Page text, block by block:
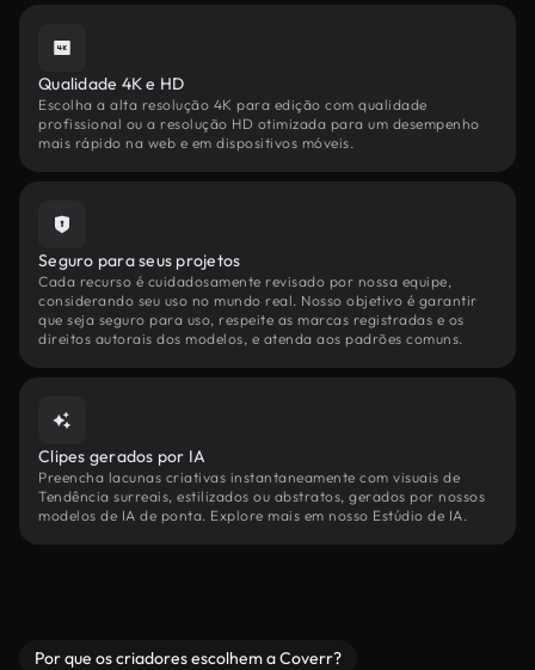
Qualidade 4K e HD
Escolha a alta resolução 4K para edição com qualidade
profissional ou a resolução HD otimizada para um desempenho
mais rápido na web e em dispositivos móveis.
Seguro para seus projetos
Cada recurso é cuidadosamente revisado por nossa equipe,
considerando seu uso no mundo real. Nosso objetivo é garantir
que seja seguro para uso, respeite as marcas registradas e os
direitos autorais dos modelos, e atenda aos padrões comuns.
Clipes gerados por IA
Preencha lacunas criativas instantaneamente com visuais de
Tendência surreais, estilizados ou abstratos, gerados por nossos
modelos de IA de ponta. Explore mais em nosso Estúdio de IA.
Por que os criadores escolhem a Coverr?